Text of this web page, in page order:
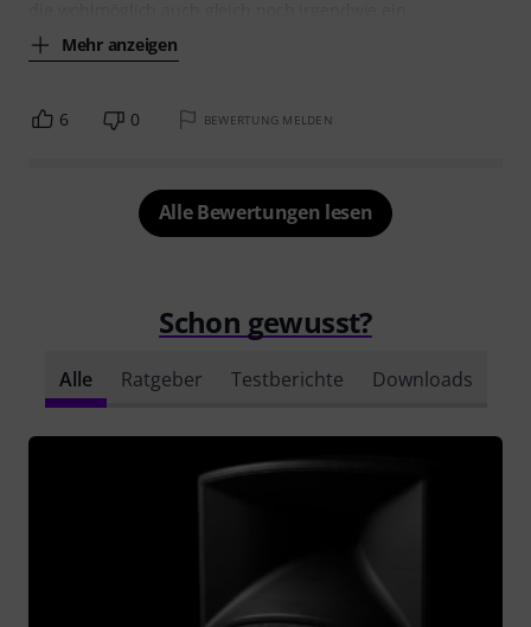
Mehr anzeigen
6 0 BEWERTUNG MELDEN
Alle Bewertungen lesen
Schon gewusst?
Alle Ratgeber Testberichte Downloads